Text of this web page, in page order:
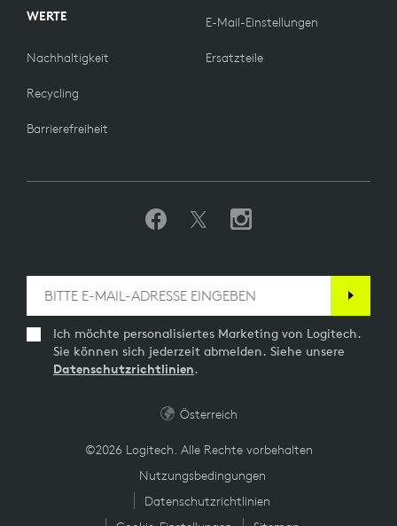
WERTE
Nachhaltigkeit
Recycling
Barrierefreiheit
E-Mail-Einstellungen
Ersatzteile
Ich möchte personalisiertes Marketing von Logitech.
Sie können sich jederzeit abmelden. Siehe unsere
Datenschutzrichtlinien.
©2026 Logitech. Alle Rechte vorbehalten
Nutzungsbedingungen
Datenschutzrichtlinien
Österreich